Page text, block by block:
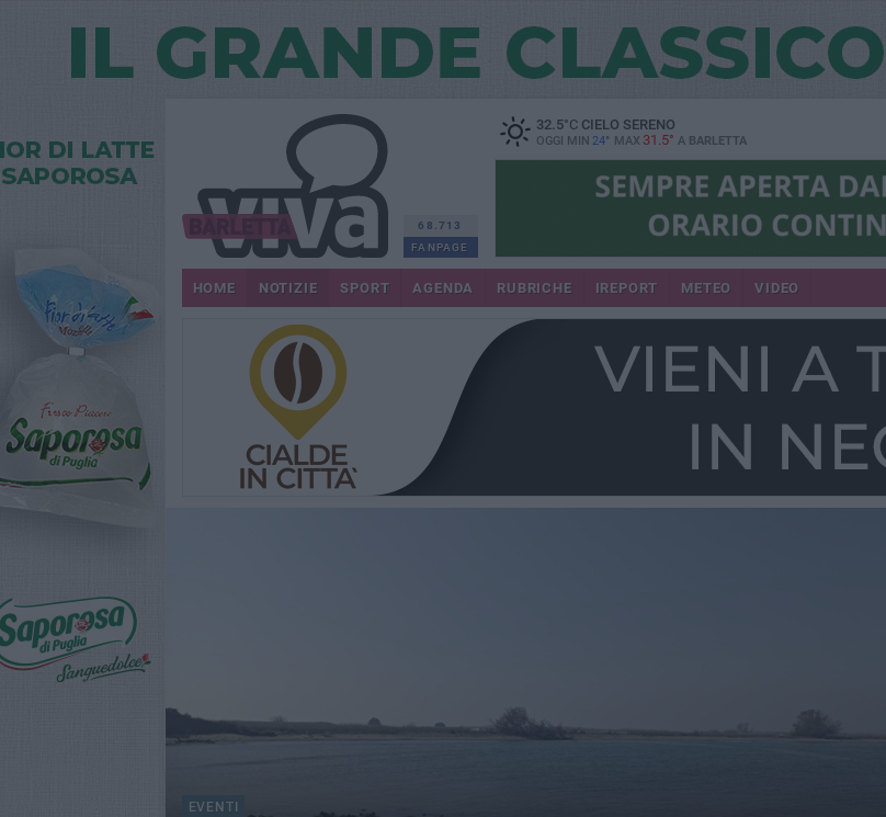
68.713
FANPAGE
32.5°CCIELO SERENO
OGGI MIN 24° MAX 31.5° A BARLETTA
HOME NOTIZIE SPORT AGENDA RUBRICHE IREPORT METEO VIDEO
EVENTI